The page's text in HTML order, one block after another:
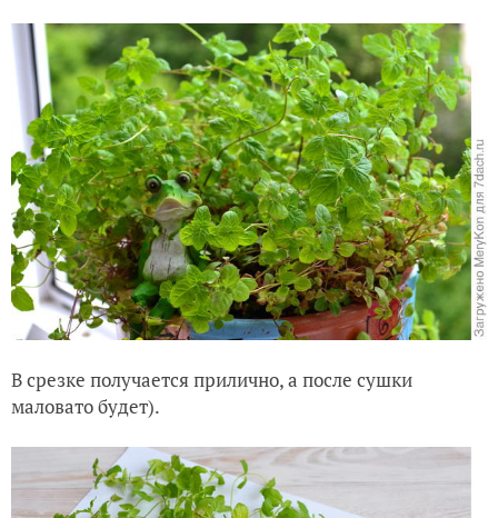
В срезке получается прилично, а после сушки
маловато будет).